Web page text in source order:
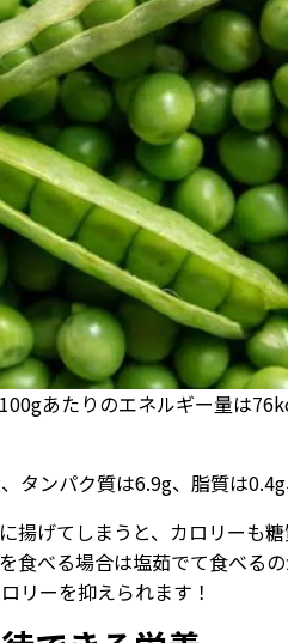
あたりのエネルギー量は
タンパク質は6.9g、脂質は
揚げてしまうと、カロリーも糖
食べる場合は塩茹でて食べる
リーを抑えられます！